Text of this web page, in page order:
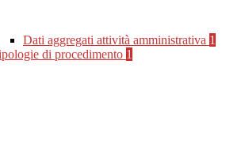
Dati aggregati attività amministrativa 1
di procedimento 1